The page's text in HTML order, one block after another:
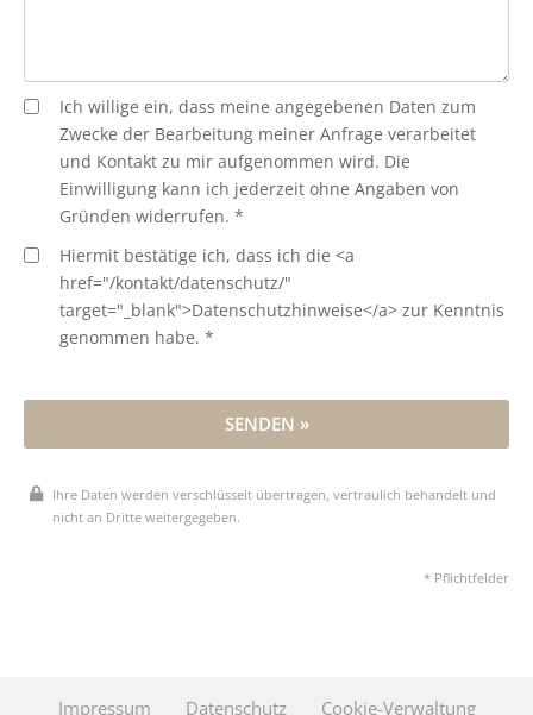
Ich willige ein, dass meine angegebenen Daten zum
Zwecke der Bearbeitung meiner Anfrage verarbeitet
und Kontakt zu mir aufgenommen wird. Die
Einwilligung kann ich jederzeit ohne Angaben von
Gründen widerrufen. *
Hiermit bestätige ich, dass ich die <a
href="/kontakt/datenschutz/"
target="_blank">Datenschutzhinweise</a> zur Kenntnis
genommen habe. *
SENDEN »
Ihre Daten werden verschlüsselt übertragen, vertraulich behandelt und
nicht an Dritte weitergegeben.
* Pflichtfelder
Impressum Datenschutz Cookie-Verwaltung